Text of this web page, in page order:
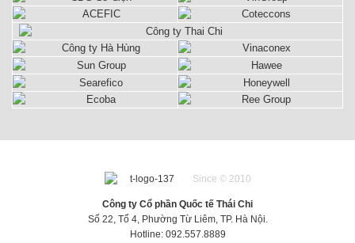
sư đứng
máy hoặc
bất kỳ đâu
trong nhà
máy, sự
tiện lợi của
điều hòa di
sư đứng
máy hoặc
bất kỳ đâu
trong nhà
máy, sự
tiện lợi của
điều hòa di
sư đứng
máy hoặc
bất kỳ đâu
trong nhà
máy, sự
tiện lợi của
điều hòa di
Since © 2010
Công ty Cổ phần Quốc tế Thái Chi
Số 22, Tổ 4, Phường Từ Liêm, TP. Hà Nội.
Hotline: 092.557.8889